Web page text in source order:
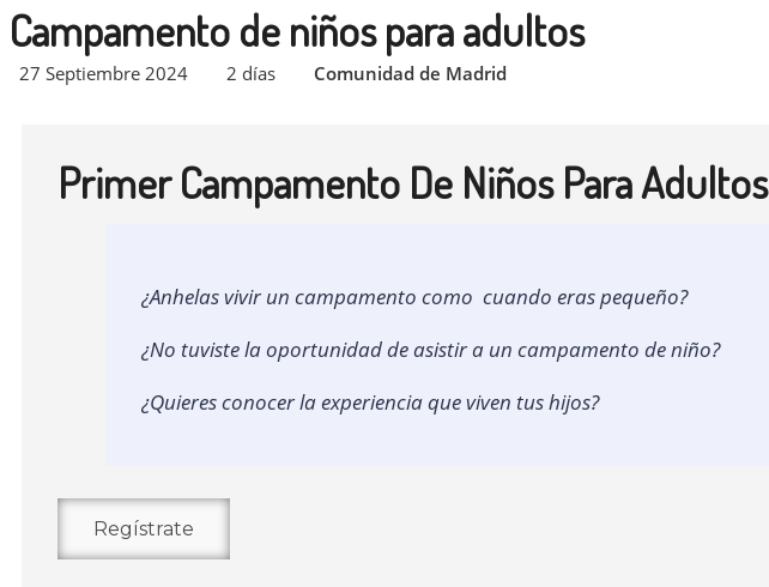
Campamento de niños para adultos
27 Septiembre 2024 2 días Comunidad de Madrid
Primer Campamento De Niños Para Adultos
¿Anhelas vivir un campamento como cuando eras pequeño?
¿No tuviste la oportunidad de asistir a un campamento de niño?
¿Quieres conocer la experiencia que viven tus hijos?
Regístrate